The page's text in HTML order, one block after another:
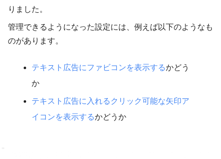
りました。
管理できるようになった設定には、例えば以下のようなも
のがあります。
テキスト広告にファビコンを表示するかどう
か
テキスト広告に入れるクリック可能な矢印ア
イコンを表示するかどうか